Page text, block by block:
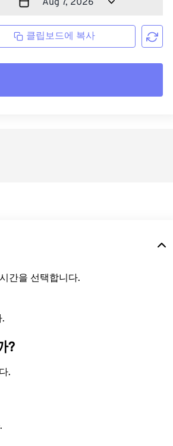
클립보드에 복사
간을 선택합니다.
?
.